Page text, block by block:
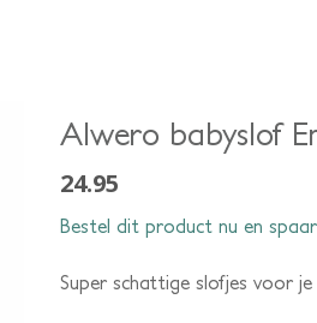
Alwero babyslof
24.95
Bestel dit product nu en spaar
Super schattige slofjes voor